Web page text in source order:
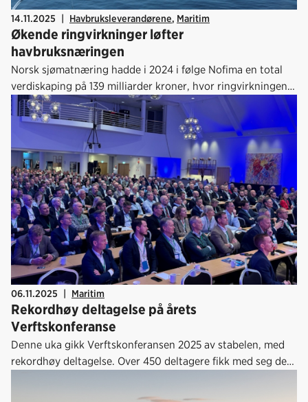
14.11.2025 | Havbruksleverandørene, Maritim
Økende ringvirkninger løfter
havbruksnæringen
Norsk sjømatnæring hadde i 2024 i følge Nofima en total
verdiskaping på 139 milliarder kroner, hvor ringvirkningene
nå er større enn kjernevirksomheten.
06.11.2025 | Maritim
Rekordhøy deltagelse på årets
Verftskonferanse
Denne uka gikk Verftskonferansen 2025 av stabelen, med
rekordhøy deltagelse. Over 450 deltagere fikk med seg det
besluttet å utlyse nasjonal konkurranse for bygging av